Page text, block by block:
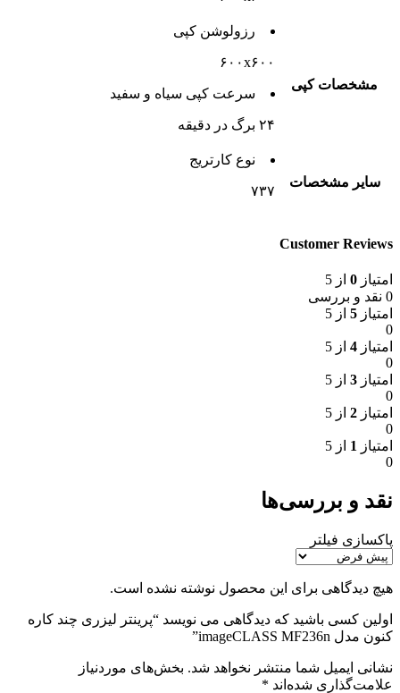
مشخصات کپی
رزولوشن کپی
۶۰۰x۶۰۰
سرعت کپی سیاه و سفید
۲۴ برگ در دقیقه
سایر مشخصات
نوع کارتریج
۷۳۷
Customer Reviews
امتیاز 0 از 5
0 نقد و بررسی
امتیاز 5 از 5
0
امتیاز 4 از 5
0
امتیاز 3 از 5
0
امتیاز 2 از 5
0
امتیاز 1 از 5
0
نقد و بررسی‌ها
پاکسازی فیلتر
هیچ دیدگاهی برای این محصول نوشته نشده است.
اولین کسی باشید که دیدگاهی می نویسد “پرینتر لیزری چند کاره
کنون مدل imageCLASS MF236n”
نشانی ایمیل شما منتشر نخواهد شد. بخش‌های موردنیاز
علامت‌گذاری شده‌اند *